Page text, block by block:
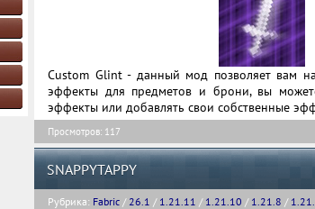
Custom Glint - данный мод позволяет вам
эффекты для предметов и брони, вы
эффекты или добавлять свои собственные
Просмотров: 117
SNAPPYTAPPY
Рубрика: Fabric /26.1 / 1.21.11 / 1.21.10 / 1.21.8 /